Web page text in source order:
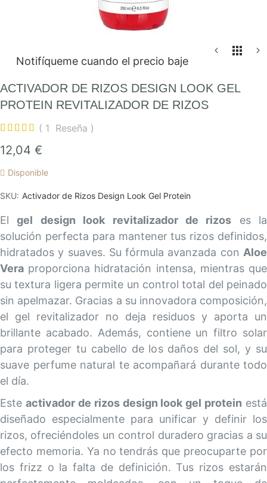
comienzo
galería
de
Notifíqueme cuando el precio baje
ACTIVADOR DE RIZOS DESIGN LOOK GEL
PROTEIN REVITALIZADOR DE RIZOS
Valoración:
1 Reseña
12,04 €
Disponible
SKU Activador de Rizos Design Look Gel Protein
Elgel design look revitalizador de rizos es la
solución perfecta para mantener tus rizos definidos,
hidratados y suaves. Su fórmula avanzada con Aloe
Vera proporciona hidratación intensa, mientras que
su textura ligera permite un control total del peinado
sin apelmazar. Gracias a su innovadora composición,
el gel revitalizador no deja residuos y aporta un
brillante acabado. Además, contiene un filtro solar
para proteger tu cabello de los daños del sol, y su
suave perfume natural te acompañará durante todo
el día.
Este activador de rizos design look gel protein está
diseñado especialmente para unificar y definir los
rizos, ofreciéndoles un control duradero gracias a su
efecto memoria. Ya no tendrás que preocuparte por
los frizz o la falta de definición. Tus rizos estarán